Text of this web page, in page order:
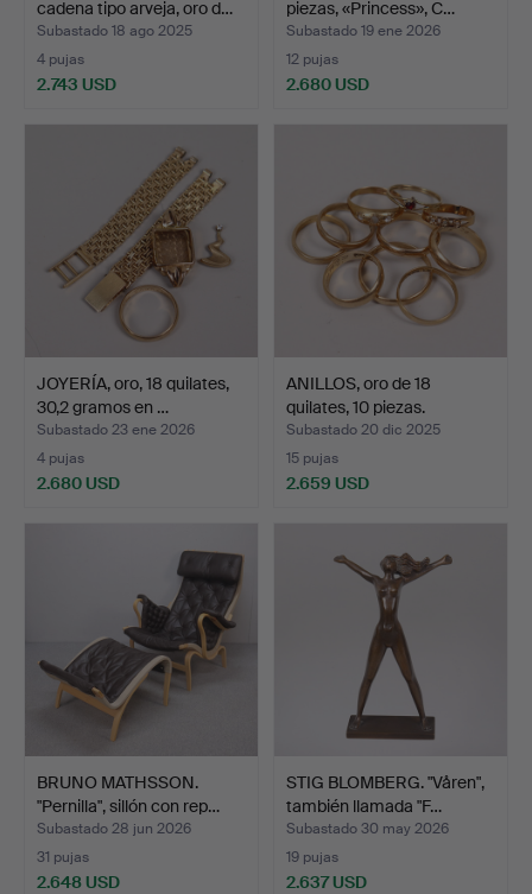
cadena tipo arveja, oro d…
Subastado 18 ago 2025
4 pujas
2.743 USD
piezas, «Princess», C…
Subastado 19 ene 2026
12 pujas
2.680 USD
JOYERÍA, oro, 18 quilates,
30,2 gramos en …
Subastado 23 ene 2026
4 pujas
2.680 USD
ANILLOS, oro de 18
quilates, 10 piezas.
Subastado 20 dic 2025
15 pujas
2.659 USD
BRUNO MATHSSON.
"Pernilla", sillón con rep…
Subastado 28 jun 2026
31 pujas
2.648 USD
STIG BLOMBERG. "Våren",
también llamada "F…
Subastado 30 may 2026
19 pujas
2.637 USD